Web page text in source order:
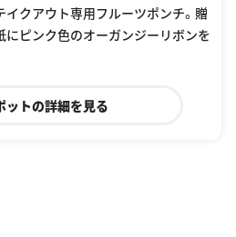
クアウト専用フルーツポンチ。贈
ピンク色のオーガンジーリボンを
ットの詳細を見る